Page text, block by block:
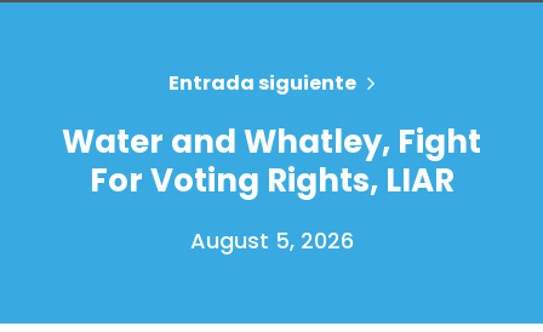
Entrada siguiente
Water and Whatley, Fight
For Voting Rights, LIAR
August 5, 2026